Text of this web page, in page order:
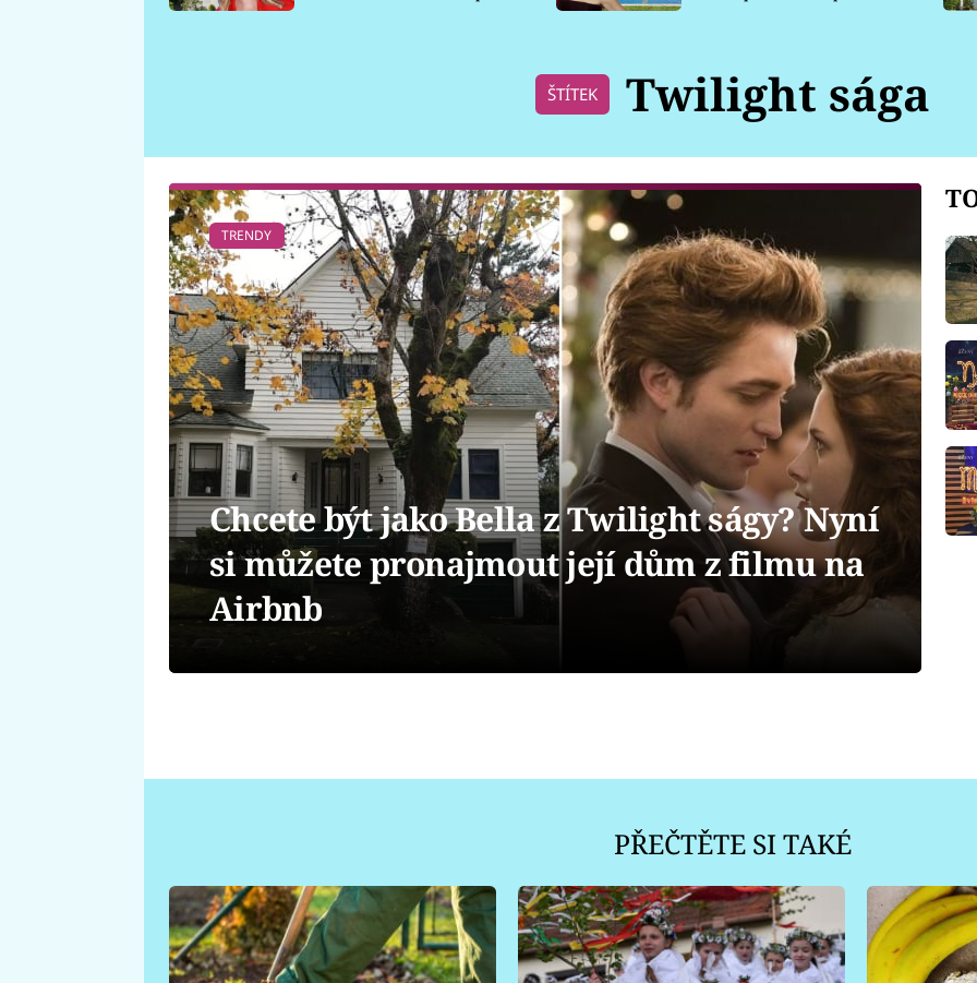
ŠTÍTEK Twilight sága
TRENDY
Chcete být jako Bella z Twilight ságy? Nyní
si můžete pronajmout její dům z filmu na
Airbnb
PŘEČTĚTE SI TAKÉ